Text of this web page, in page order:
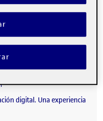
digital. Una experiencia
el El problema de la discriminación
digital. Una experiencia